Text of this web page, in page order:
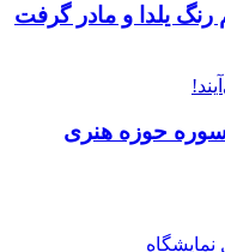
رنگ یلدا و مادر گرفت
سوره حوزه هنری
نمایشگاه